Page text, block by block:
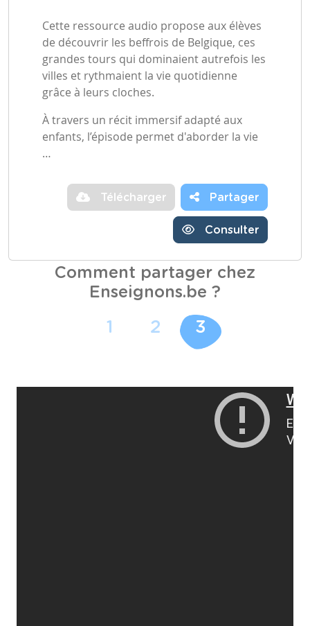
Cette ressource audio propose aux élèves
de découvrir les beffrois de Belgique, ces
grandes tours qui dominaient autrefois les
villes et rythmaient la vie quotidienne
grâce à leurs cloches.
À travers un récit immersif adapté aux
enfants, l’épisode permet d'aborder la vie
…
Télécharger Partager
Consulter
Comment partager chez
Enseignons.be ?
1 2 3